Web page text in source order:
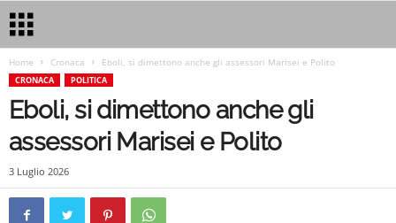
Home Cronaca Eboli, si dimettono anche gli assessori Marisei e Polito
CRONACA POLITICA
Eboli, si dimettono anche gli
assessori Marisei e Polito
3 Luglio 2026